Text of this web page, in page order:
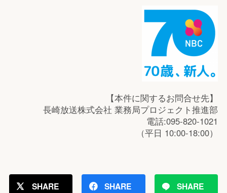
【本件に関するお問合せ先】
長崎放送株式会社 業務局プロジェクト推進部
電話:095-820-1021
（平日 10:00-18:00）
SHARE SHARE SHARE